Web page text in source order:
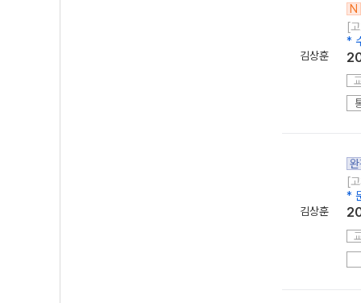
김상훈
N
[
*
김상훈
[
*